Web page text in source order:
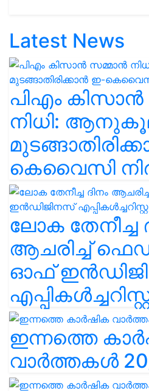
Latest News
പിഎം
നിധി:
കെവൈസി
ലോക തേനീച്ച
ആചരിച്ച്
ഓഫ്
ഇന്നത്തെ
വാർത്തകൾ